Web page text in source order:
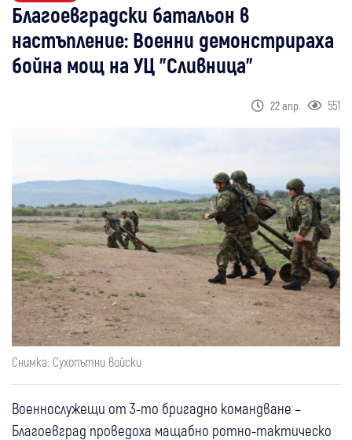
Благоевградски батальон в
настъпление: Военни демонстрираха
бойна мощ на УЦ "Сливница"
22 апр 551
Снимка: Сухопътни войски
Военнослужещи от 3-то бригадно командване –
Благоевград проведоха мащабно ротно-тактическо